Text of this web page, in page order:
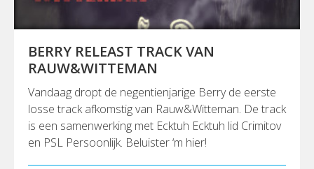
BERRY RELEAST TRACK VAN
RAUW&WITTEMAN
Vandaag dropt de negentienjarige Berry de eerste
losse track afkomstig van Rauw&Witteman. De track
is een samenwerking met Ecktuh Ecktuh lid Crimitov
en PSL Persoonlijk. Beluister ‘m hier!